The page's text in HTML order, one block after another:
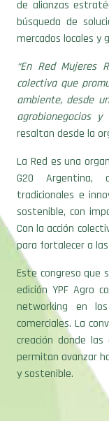
de alianzas
búsqueda de
mercados locales y
“En Red Mujeres
colectiva que
ambiente, desde
agrobionegocios
resaltan desde la
La Red es una
G20 Argentina,
tradicionales e
sostenible, con
Con la acción
para fortalecer a
Este congreso que
edición YPF Agro
networking en
comerciales. La
creación donde las
permitan avanzar
y sostenible.